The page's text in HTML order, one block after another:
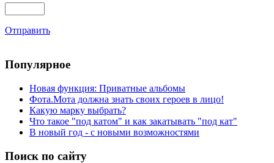
Отправить
Популярное
Новая функция: Приватные альбомы
Фота.Мота должна знать своих героев в лицо!
Какую марку выбрать?
Что такое "под катом" и как закатывать "под кат"
В новый год - с новыми возможностями
Поиск по сайту